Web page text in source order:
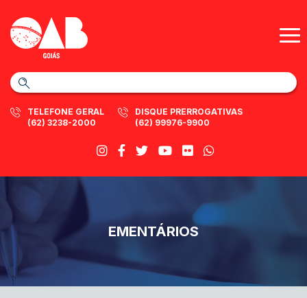
TELEFONE GERAL
(62) 3238-2000
DISQUE PRERROGATIVAS
(62) 99976-9900
EMENTÁRIOS